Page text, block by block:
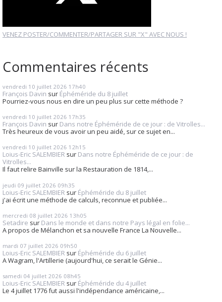
VENEZ POSTER/COMMENTER/PARTAGER SUR "X" AVEC NOUS !
Commentaires récents
vendredi 10 juillet 2026 17h40
François Davin sur Éphéméride du 8 juillet
Pourriez-vous nous en dire un peu plus sur cette méthode ?
vendredi 10 juillet 2026 17h35
François Davin sur Dans notre Éphéméride de ce jour : de Vitrolles...
Très heureux de vous avoir un peu aidé, sur ce sujet en...
vendredi 10 juillet 2026 12h15
Loius-Eric SALEMBIER sur Dans notre Éphéméride de ce jour : de
Vitrolles...
Il faut relire Bainville sur la Restauration de 1814,...
jeudi 09 juillet 2026 09h35
Loius-Eric SALEMBIER sur Éphéméride du 8 juillet
j'ai écrit une méthode de calculs, reconnue et publiée...
mercredi 08 juillet 2026 13h05
Setadire sur Dans le monde et dans notre Pays légal en folie...
A propos de Mélanchon et sa nouvelle France La Nouvelle...
mardi 07 juillet 2026 09h50
Loius-Eric SALEMBIER sur Éphéméride du 6 juillet
A Wagram, l'Artillerie (aujourd'hui, ce serait le Génie...
samedi 04 juillet 2026 08h45
Loius-Eric SALEMBIER sur Éphéméride du 4 juillet
Le 4 juillet 1776 fut aussi l'indépendance américaine,...